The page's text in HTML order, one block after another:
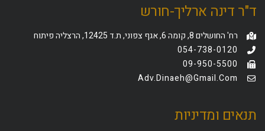
ד"ר דינה ארליך-חורש
רח' החושלים 8, קומה 6, אגף צפוני, ת.ד 12425, הרצליה פיתוח
054-738-0120
09-950-5500
Adv.dinaeh@gmail.com
תנאים ומדיניות